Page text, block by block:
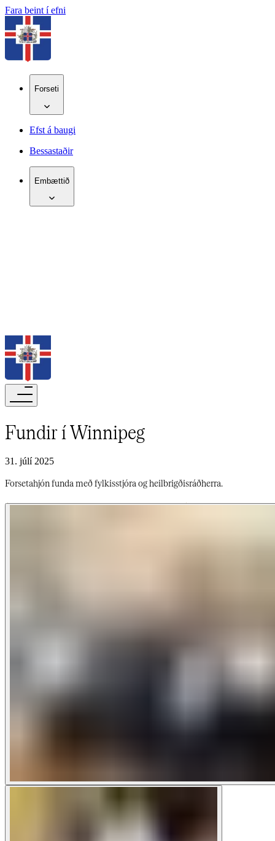
Fara beint í efni
Forseti
Efst á baugi
Bessastaðir
Embættið
Fundir í Winnipeg​​​​‌ ‍ ​‍​‍‌‍ ‌ ​‍‌‍‍‌‌‍‌ ‌‍‍‌‌‍ ‍​‍​‍​ ‍‍​‍​‍‌ ​ ‌‍​‌‌‍ ‍‌‍‍‌‌ ‌​‌ ‍‌​‍ ‍‌‍‍‌‌‍ ​‍​‍​‍ ​​‍​‍‌‍‍​‌ ​‍‌‍‌‌‌‍‌‍​‍​‍​ ‍‍​‍​‍‌‍‍​‌ ‌​‌ ‌​‌ ​​‌ ​ ​‍ ​‍ ‌‍‌‍‌‍ ‌ ​‍‌ ​ ‌‍‌‌‌ ‌​‌‍‍‌​‍ ‌‌‍‍‌‌ ​ ‌‍ ​‌‍​‌‌‍ ‍‌‍‌​‌ ​ ​‍ ‍‌ ‌‍‌‍‌‌‌ ​‍‌‍​ ‌‍‌‌‌‍ ​​‍ ‍‌‍​‌‌ ​​‌ ​​​‍ ‌ ​ ‌ ‌​‌ ‌‌‌‍‌​‌‍‍‌‌‍ ​‍ ‌‍‍‌‌‍ ‍‌ ‌​‌‍‌‌‌‍ ‍‌ ‌​​‍ ‌‍‌‌‌‍‌​‌‍‍‌‌ ‌​​‍ ‌‍ ‌‌‍ ‌‍‌​‌‍‌‌​ ‌‌ ​​‌ ​‍‌‍‌‌‌ ​ ‌‍‌‌‌‍ ‍‌ ‌​‌‍​‌‌ ‌​‌‍‍‌‌‍ ‌‍ ‍​ ‍ ‌‍‍‌‌‍‌​​ ‌​ ‌​​ ​​‌‍‌ ‌​‌‍‌​‍‍‌​‍‌‌​‌​‌ ​ ‌‍​ ‌‍ ‍‌‍‌‍‌‌‍‌‌​‌‌‌​‌‍‌‌‌​‌​‍‍‌‌​‌‌‌‌‌‌​‍‌‌​‍ ‌‍‍‌‌‌‌‌​ ‍ ‌ ‌​‌ ‍‌‌ ​​‌‍‌‌​ ‌‌‍ ‍‌‍‌‌‌ ‌ ‌ ​ ​ ‍ ‌ ​​‌‍​‌‌ ‌​‌‍‍​​ ‌‌ ‌​‌‍‍‌‌ ‌​‌‍ ​‌‍‌‌​ ‌‍​‍‌‍​‌‌ ​ ‌‍‌‌‌‌‌‌‌ ​‍‌‍ ​​ ‌‌‍‍​‌ ‌​‌ ‌​‌ ​​‌ ​ ​‍‌‌​ ​‍‌​‌‍​‍‌‌​ ​‍‌​‌‍‌‍‌‍‌‍ ‌ ​‍‌ ​ ‌‍‌‌‌ ‌​‌‍‍‌​‍ ‌‌‍‍‌‌ ​ ‌‍ ​‌‍​‌‌‍ ‍‌‍‌​‌ ​ ​‍ ‍‌ ‌‍‌‍‌‌‌ ​‍‌‍​ ‌‍‌‌‌‍ ​​‍ ‍‌‍​‌‌ ​​‌ ​​​‍‌‌​ ​‍‌​‌‍‌ ​ ‌ ‌​‌ ‌‌‌‍‌​‌‍‍‌‌‍ ​‍‌‍‌‍‍‌‌‍‌​​ ‌​ ‌​​ ​​‌‍‌ ‌​‌‍‌​‍‍‌​‍‌‌​‌​‌ ​ ‌‍​ ‌‍ ‍‌‍‌‍‌‌‍‌‌​‌‌‌​‌‍‌‌‌​‌​‍‍‌‌​‌‌‌‌‌‌​‍‌‌​‍ ‌‍‍‌‌‌‌‌​‍‌‍‌ ‌​‌ ‍‌‌ ​​‌‍‌‌​ ‌‌‍ ‍‌‍‌‌‌ ‌ ‌ ​ ​‍‌‍‌ ​​‌‍​‌‌ ‌​‌‍‍​​ ‌‌ ‌​‌‍‍‌‌ ‌​‌‍ ​‌‍‌‌​‍‌‍‌ ​​‌‍‌‌‌ ​‍‌ ​ ‌ ​​‌‍‌‌‌‍​ ‌ ‌​‌‍‍‌‌ ‌‍‌‍‌‌​ ‌‌ ​​‌ ‌‌‌‍​‍‌‍ ​‌‍‍‌‌ ​ ‌‍‍​‌‍‌‌‌‍‌​​‍​‍‌ ‌
31. júlí 2025
Forsetahjón funda með fylkisstjóra og heilbrigðisráðherra.​​​​‌ ‍ ​‍​‍‌‍ ‌ ​‍‌‍‍‌‌‍‌ ‌‍‍‌‌‍ ‍​‍​‍​ ‍‍​‍​‍‌ ​ ‌‍​‌‌‍ ‍‌‍‍‌‌ ‌​‌ ‍‌​‍ ‍‌‍‍‌‌‍ ​‍​‍​‍ ​​‍​‍‌‍‍​‌ ​‍‌‍‌‌‌‍‌‍​‍​‍​ ‍‍​‍​‍‌‍‍​‌ ‌​‌ ‌​‌ ​​‌ ​ ​‍ ​‍ ‌‍‌‍‌‍ ‌ ​‍‌ ​ ‌‍‌‌‌ ‌​‌‍‍‌​‍ ‌‌‍‍‌‌ ​ ‌‍ ​‌‍​‌‌‍ ‍‌‍‌​‌ ​ ​‍ ‍‌ ‌‍‌‍‌‌‌ ​‍‌‍​ ‌‍‌‌‌‍ ​​‍ ‍‌‍​‌‌ ​​‌ ​​​‍ ‌ ​ ‌ ‌​‌ ‌‌‌‍‌​‌‍‍‌‌‍ ​‍ ‌‍‍‌‌‍ ‍‌ ‌​‌‍‌‌‌‍ ‍‌ ‌​​‍ ‌‍‌‌‌‍‌​‌‍‍‌‌ ‌​​‍ ‌‍ ‌‌‍ ‌‍‌​‌‍‌‌​ ‌‌ ​​‌ ​‍‌‍‌‌‌ ​ ‌‍‌‌‌‍ ‍‌ ‌​‌‍​‌‌ ‌​‌‍‍‌‌‍ ‌‍ ‍​ ‍ ‌‍‍‌‌‍‌​​ ‌​ ‌​​ ​​‌‍‌ ‌​‌‍‌​‍‍‌​‍‌‌​‌​‌ ​ ‌‍​ ‌‍ ‍‌‍‌‍‌‌‍‌‌​‌‌‌​‌‍‌‌‌​‌​‍‍‌‌​‌‌‌‌‌‌​‍‌‌​‍ ‌‍‍‌‌‌‌‌​ ‍ ‌ ‌​‌ ‍‌‌ ​​‌‍‌‌​ ‌‌‍ ‍‌‍‌‌‌ ‌ ‌ ​ ​ ‍ ‌ ​​‌‍​‌‌ ‌​‌‍‍​​ ‌‌‍‌​‌‍‌‌‌ ​ ‌‍​ ‌ ​‍‌‍‍‌‌ ​​‌ ‌​‌‍‍‌‌‍ ‌‍ ‍​ ‌‍​‍‌‍​‌‌ ​ ‌‍‌‌‌‌‌‌‌ ​‍‌‍ ​​ ‌‌‍‍​‌ ‌​‌ ‌​‌ ​​‌ ​ ​‍‌‌​ ​‍‌​‌‍​‍‌‌​ ​‍‌​‌‍‌‍‌‍‌‍ ‌ ​‍‌ ​ ‌‍‌‌‌ ‌​‌‍‍‌​‍ ‌‌‍‍‌‌ ​ ‌‍ ​‌‍​‌‌‍ ‍‌‍‌​‌ ​ ​‍ ‍‌ ‌‍‌‍‌‌‌ ​‍‌‍​ ‌‍‌‌‌‍ ​​‍ ‍‌‍​‌‌ ​​‌ ​​​‍‌‌​ ​‍‌​‌‍‌ ​ ‌ ‌​‌ ‌‌‌‍‌​‌‍‍‌‌‍ ​‍‌‍‌‍‍‌‌‍‌​​ ‌​ ‌​​ ​​‌‍‌ ‌​‌‍‌​‍‍‌​‍‌‌​‌​‌ ​ ‌‍​ ‌‍ ‍‌‍‌‍‌‌‍‌‌​‌‌‌​‌‍‌‌‌​‌​‍‍‌‌​‌‌‌‌‌‌​‍‌‌​‍ ‌‍‍‌‌‌‌‌​‍‌‍‌ ‌​‌ ‍‌‌ ​​‌‍‌‌​ ‌‌‍ ‍‌‍‌‌‌ ‌ ‌ ​ ​‍‌‍‌ ​​‌‍​‌‌ ‌​‌‍‍​​ ‌‌‍‌​‌‍‌‌‌ ​ ‌‍​ ‌ ​‍‌‍‍‌‌ ​​‌ ‌​‌‍‍‌‌‍ ‌‍ ‍​‍‌‍‌ ​​‌‍‌‌‌ ​‍‌ ​ ‌ ​​‌‍‌‌‌‍​ ‌ ‌​‌‍‍‌‌ ‌‍‌‍‌‌​ ‌‌ ​​‌ ‌‌‌‍​‍‌‍ ​‌‍‍‌‌ ​ ‌‍‍​‌‍‌‌‌‍‌​​‍​‍‌ ‌